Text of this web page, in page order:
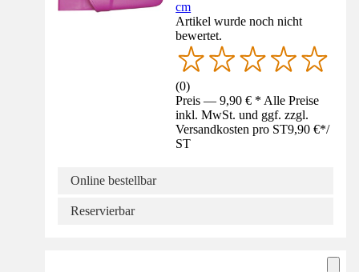
cm
Artikel wurde noch nicht
bewertet.
(0)
Preis — 9,90 € * Alle Preise
inkl. MwSt. und ggf. zzgl.
Versandkosten pro ST9,90 €*/
ST
Online bestellbar
Reservierbar